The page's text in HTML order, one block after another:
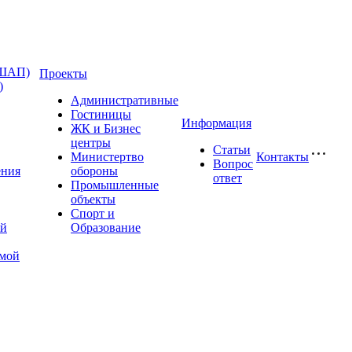
Проекты
Административные
Гостиницы
ЖК и Бизнес
центры
Министертво
обороны
Промышленные
объекты
Спорт и
Образование
Информация
Статьи
Вопрос
ответ
Контакты